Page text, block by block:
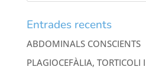
Entrades recents
ABDOMINALS CONSCIENTS
PLAGIOCEFÀLIA, TORTICOLI